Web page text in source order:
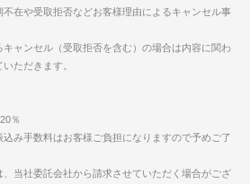
在や受取拒否などお客様理由によるキャンセル事
ャンセル（受取拒否を含む）の場合は内容に関わ
ただきます。
％
み手数料はお客様ご負担になりますので予めご了
当社委託会社から請求させていただく場合がござ